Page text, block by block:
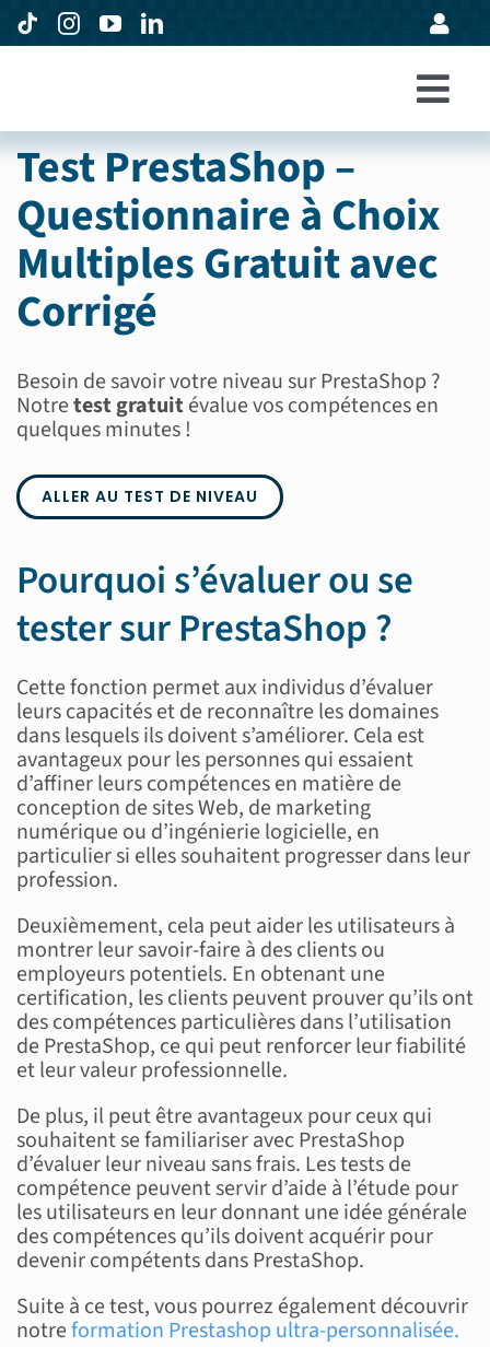
Passer
au
Accueil
Formations
Entreprises
À propos
Test PrestaShop –
Questionnaire à Choix
Multiples Gratuit avec
Corrigé
Besoin de savoir votre niveau sur PrestaShop ?
Notretest gratuitévalue vos compétences en
quelques minutes !
ALLER AU TEST DE NIVEAU
Pourquoi s’évaluer ou se
tester sur PrestaShop ?
Cette fonction permet aux individus d’évaluer
leurs capacités et de reconnaître les domaines
dans lesquels ils doivent s’améliorer. Cela est
avantageux pour les personnes qui essaient
d’affiner leurs compétences en matière de
conception de sites Web, de marketing
numérique ou d’ingénierie logicielle, en
particulier si elles souhaitent progresser dans leur
profession.
Deuxièmement, cela peut aider les utilisateurs à
montrer leur savoir-faire à des clients ou
employeurs potentiels. En obtenant une
certification, les clients peuvent prouver qu’ils ont
des compétences particulières dans l’utilisation
de PrestaShop, ce qui peut renforcer leur fiabilité
et leur valeur professionnelle.
De plus, il peut être avantageux pour ceux qui
souhaitent se familiariser avec PrestaShop
d’évaluer leur niveau sans frais. Les tests de
compétence peuvent servir d’aide à l’étude pour
les utilisateurs en leur donnant une idée générale
des compétences qu’ils doivent acquérir pour
devenir compétents dans PrestaShop.
Suite à ce test, vous pourrez également découvrir
notreformation Prestashop ultra-personnalisée.